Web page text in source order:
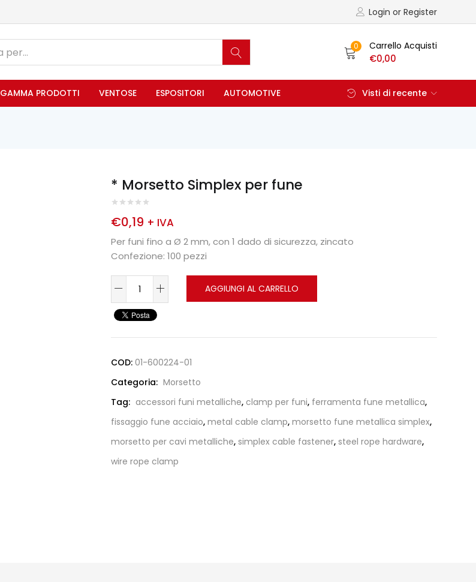
Login or Register
0 Carrello Acquisti
€0,00
GAMMA PRODOTTI VENTOSE ESPOSITORI AUTOMOTIVE Visti di recente
* Morsetto Simplex per fune
€0,19 + IVA
Per funi fino a Ø 2 mm, con 1 dado di sicurezza, zincato
Confezione: 100 pezzi
AGGIUNGI AL CARRELLO
COD: 01-600224-01
Categoria: Morsetto
Tag: accessori funi metalliche, clamp per funi, ferramenta fune metallica,
fissaggio fune acciaio, metal cable clamp, morsetto fune metallica simplex,
morsetto per cavi metalliche, simplex cable fastener, steel rope hardware,
wire rope clamp